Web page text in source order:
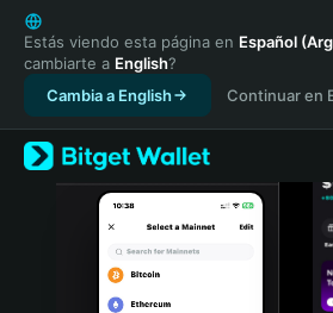
English
日本語
Tiếng Việt
Русский
Español (Latinoamérica)
Türkçe
Italiano
Estás viendo esta página en Español
cambiarte a English?
Cambia a English
Continuar en